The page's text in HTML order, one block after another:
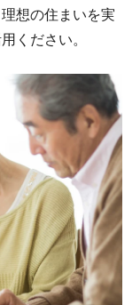
想の住まいを実
ください。